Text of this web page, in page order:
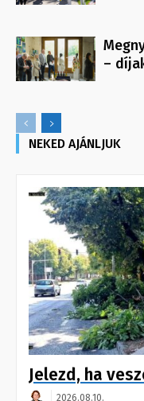
–
NEKED AJÁNLJUK
Jelezd, ha
2026.08.10.